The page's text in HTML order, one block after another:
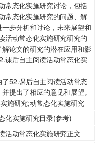
常态化实施研究讨论，包括
常态化实施研究的问题、解
步分析和讨论，未来展望和
活动常态化实施研究研究的
论文的研究的潜在应用和影
课后自主阅读活动常态化实
52.课后自主阅读活动常态
提出了相应的意见和展望。
施研究;动常态化实施研究
化实施研究目录(参考)
活动常态化实施研究正文